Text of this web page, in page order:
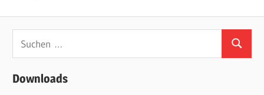
Suchen
Downloads